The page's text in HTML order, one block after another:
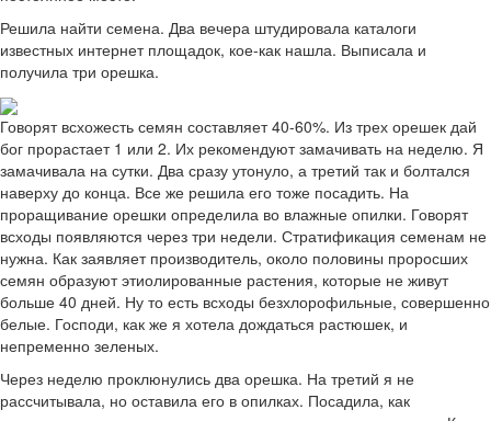
Решила найти семена. Два вечера штудировала каталоги
известных интернет площадок, кое-как нашла. Выписала и
получила три орешка.
Говорят всхожесть семян составляет 40-60%. Из трех орешек дай
бог прорастает 1 или 2. Их рекомендуют замачивать на неделю. Я
замачивала на сутки. Два сразу утонуло, а третий так и болтался
наверху до конца. Все же решила его тоже посадить. На
проращивание орешки определила во влажные опилки. Говорят
всходы появляются через три недели. Стратификация семенам не
нужна. Как заявляет производитель, около половины проросших
семян образуют этиолированные растения, которые не живут
больше 40 дней. Ну то есть всходы безхлорофильные, совершенно
белые. Господи, как же я хотела дождаться растюшек, и
непременно зеленых.
Через неделю проклюнулись два орешка. На третий я не
рассчитывала, но оставила его в опилках. Посадила, как